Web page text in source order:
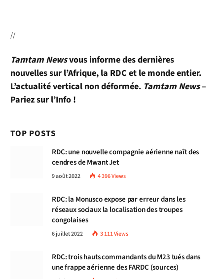
//
Tamtam Newsvous informe des dernières
nouvelles sur l’Afrique, la RDC et le monde entier.
L’actualité vertical non déformée. Tamtam News–
Pariez sur l’Info !
TOP POSTS
RDC: une nouvelle compagnie aérienne naît des
cendres de Mwant Jet
9 août 2022 4 396Views
RDC: la Monusco expose par erreur dans les
réseaux sociaux la localisation des troupes
congolaises
6 juillet 2022 3 111Views
RDC: trois hauts commandants du M23 tués dans
une frappe aérienne des FARDC (sources)